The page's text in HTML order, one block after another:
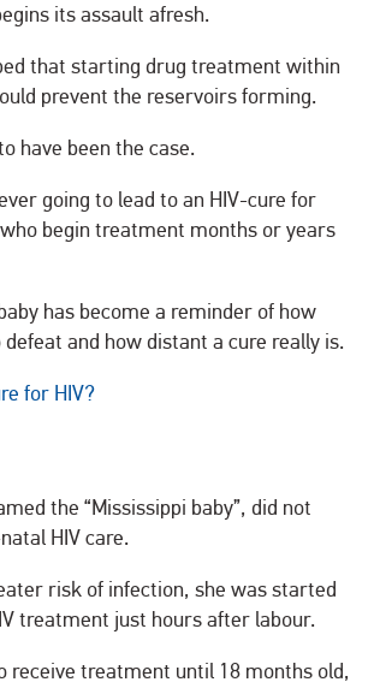
its assault afresh.
that starting drug treatment within
prevent the reservoirs forming.
have been the case.
going to lead to an HIV-cure for
begin treatment months or years
has become a reminder of how
and how distant a cure really is.
for HIV?
the “Mississippi baby”, did not
HIV care.
risk of infection, she was started
treatment just hours after labour.
receive treatment until 18 months old,